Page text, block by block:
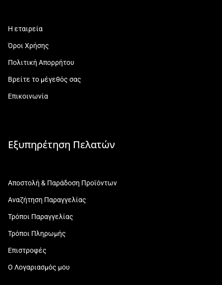
Η εταιρεία
Όροι Χρήσης
Πολιτική Απορρήτου
Βρείτε το μέγεθός σας
Επικοινωνία
Εξυπηρέτηση Πελατών
Αποστολή & Παράδοση Προϊόντων
Αναζήτηση Παραγγελίας
Τρόποι Παραγγελίας
Τρόποι Πληρωμής
Επιστροφές
Ο Λογαριασμός μου